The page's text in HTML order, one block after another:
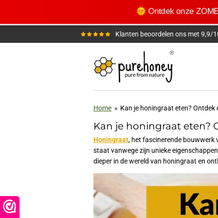
🌞 Ontdek onze
de
Klanten beoordelen ons met 9,9/
Home » Kan je honingraat eten? Ontdek
Kan je honingraat eten?
Honingraat, het fascinerende bouwwerk
staat vanwege zijn unieke
dieper in de wereld van honingraat en